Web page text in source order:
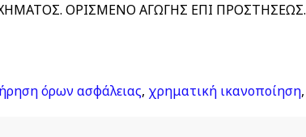
ΟΡΙΣΜΕΝΟ ΑΓΩΓΗΣ ΕΠΙ ΠΡΟΣΤΗΣΕΩΣ.
όρων ασφάλειας, χρηματική ικανοποίηση,